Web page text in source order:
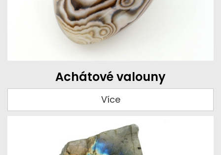
Achátové valouny
Více